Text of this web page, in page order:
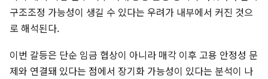
구조조정 가능성이 생길 수 있다는 우려가 내부에서 커진 것으
로 해석된다.
이번 갈등은 단순 임금 협상이 아니라 매각 이후 고용 안정성 문
제와 연결돼 있다는 점에서 장기화 가능성이 있다는 분석이 나